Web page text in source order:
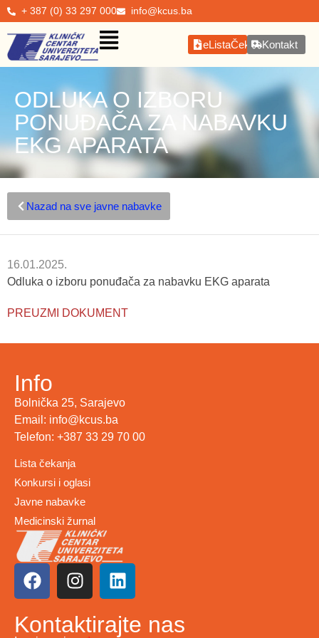
+ 387 (0) 33 297 000 info@kcus.ba
eListaČekanjaKontakt
ODLUKA O IZBORU
PONUĐAČA ZA NABAVKU
EKG APARATA
Nazad na sve javne nabavke
16.01.2025.
Odluka o izboru ponuđača za nabavku EKG aparata
PREUZMI DOKUMENT
Info
Bolnička 25, Sarajevo
Email: info@kcus.ba
Telefon: +387 33 29 70 00
Lista čekanja
Konkursi i oglasi
Javne nabavke
Medicinski žurnal
Kontaktirajte nas